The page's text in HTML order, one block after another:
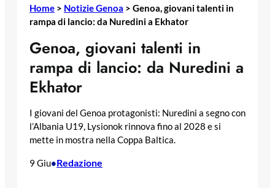
Home > Notizie Genoa > Genoa, giovani talenti in
rampa di lancio: da Nuredini a Ekhator
Genoa, giovani talenti in
rampa di lancio: da Nuredini a
Ekhator
I giovani del Genoa protagonisti: Nuredini a segno con
l’Albania U19, Lysionok rinnova fino al 2028 e si
mette in mostra nella Coppa Baltica.
9 Giu•Redazione